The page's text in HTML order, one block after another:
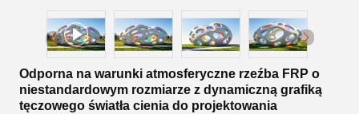
Odporna na warunki atmosferyczne rzeźba FRP o
niestandardowym rozmiarze z dynamiczną grafiką
tęczowego światła cienia do projektowania